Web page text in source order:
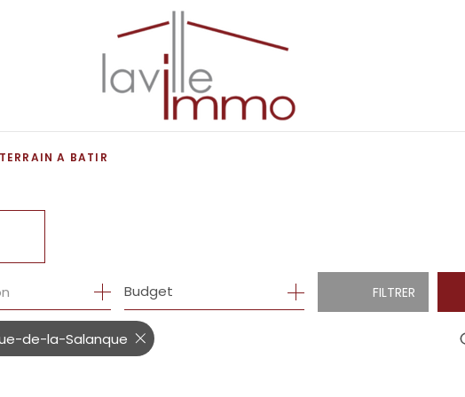
TERRAIN A BATIR
Budget FILTRER
de-la-Salanque